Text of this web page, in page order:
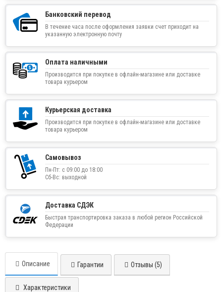
Банковский перевод
В течение часа после оформления заявки счет приходит на
указанную электронную почту
Оплата наличными
Производится при покупке в офлайн-магазине или доставке
товара курьером
Курьерская доставка
Производится при покупке в офлайн-магазине или доставке
товара курьером
Самовывоз
Пн-Пт: с 09:00 до 18:00
Сб-Вс: выходной
Доставка СДЭК
Быстрая транспортировка заказа в любой регион Российской
Федерации
Описание Гарантии Отзывы (5)
Характеристики